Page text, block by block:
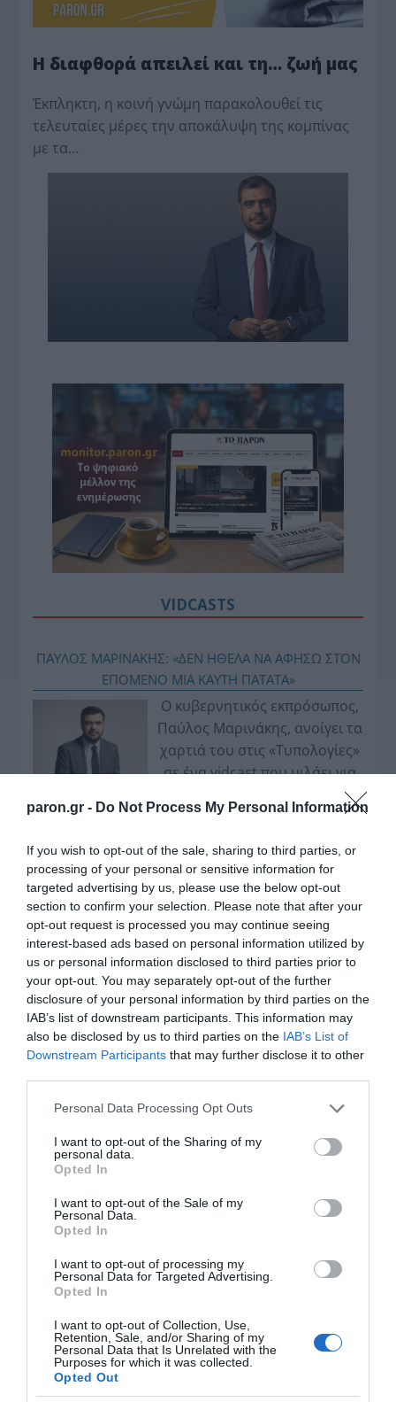
paron.gr - Do Not Process My Personal Information
If you wish to opt-out of the sale, sharing to third parties, or
processing of your personal or sensitive information for
targeted advertising by us, please use the below opt-out
section to confirm your selection. Please note that after your
opt-out request is processed you may continue seeing
interest-based ads based on personal information utilized by
us or personal information disclosed to third parties prior to
your opt-out. You may separately opt-out of the further
disclosure of your personal information by third parties on the
IAB’s list of downstream participants. This information may
also be disclosed by us to third parties on the IAB’s List of
Downstream Participants that may further disclose it to other
Please note that this website/app uses one or more Google
not limited to your visit or usage behaviour. You may click to
grant or deny consent to Google and its third-party tags to
use your data for below specified purposes in below Google
consent section.
Personal Data Processing Opt Outs
I want to opt-out of the Sharing of my
personal data.
Opted In
I want to opt-out of the Sale of my
Personal Data.
Opted In
I want to opt-out of processing my
Personal Data for Targeted Advertising.
Opted In
I want to opt-out of Collection, Use,
Retention, Sale, and/or Sharing of my
Personal Data that Is Unrelated with the
Purposes for which it was collected.
Opted Out
Η διαφθορά απειλεί και τη… ζωή μας
Έκπληκτη, η κοινή γνώμη παρακολουθεί τις
τελευταίες μέρες την αποκάλυψη της κο­μπίνας
με τα…
VIDCASTS
ΠΑΥΛΟΣ ΜΑΡΙΝΑΚΗΣ: «ΔΕΝ ΗΘΕΛΑ ΝΑ ΑΦΗΣΩ ΣΤΟΝ
ΕΠΟΜΕΝΟ ΜΙΑ ΚΑΥΤΗ ΠΑΤΑΤΑ»
Ο κυβερνητικός εκπρόσωπος,
Παύλος Μαρινάκης, ανοίγει τα
χαρτιά του στις «Τυπολογίες»
σε ένα vidcast που μιλάει για
τις μεγάλες τομές στον χώρο
των Μέσων Μαζικής
συνέντευξη στον Βασίλη Κουφόπουλο, αναλύει
το χρονοδιάγραμμα για τις περιφερειακές και
ραδιοφωνικές άδειες, το πακέτο στήριξης των 80
εκατομμυρίων ευρώ για τον Τύπο, αλλά και την
πρωτοβουλία για την άρση της ανωνυμίας στο
διαδίκτυο.
Η ΣΤΗΛΗ ΜΑΣ